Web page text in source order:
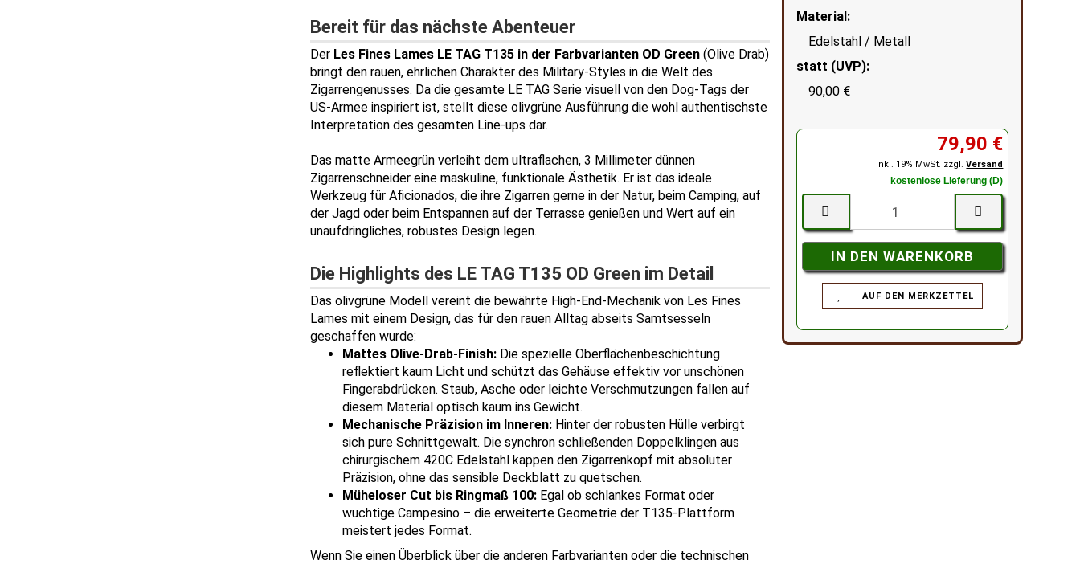
Material:
Edelstahl / Metall
statt (UVP):
90,00 €
79,90 €
inkl. 19% MwSt. zzgl.Versand
kostenlose Lieferung (D)
AUF DEN MERKZETTEL
Bereit für das nächste Abenteuer
Der Les Fines Lames LE TAG T135 in der Farbvarianten OD Green (Olive Drab)
bringt den rauen, ehrlichen Charakter des Military-Styles in die Welt des
Zigarrengenusses. Da die gesamte LE TAG Serie visuell von den Dog-Tags der
US-Armee inspiriert ist, stellt diese olivgrüne Ausführung die wohl authentischste
Interpretation des gesamten Line-ups dar.
Das matte Armeegrün verleiht dem ultraflachen, 3 Millimeter dünnen
Zigarrenschneider eine maskuline, funktionale Ästhetik. Er ist das ideale
Werkzeug für Aficionados, die ihre Zigarren gerne in der Natur, beim Camping, auf
der Jagd oder beim Entspannen auf der Terrasse genießen und Wert auf ein
unaufdringliches, robustes Design legen.
Die Highlights des LE TAG T135 OD Green im Detail
Das olivgrüne Modell vereint die bewährte High-End-Mechanik von Les Fines
Lames mit einem Design, das für den rauen Alltag abseits Samtsesseln
geschaffen wurde:
Mattes Olive-Drab-Finish: Die spezielle Oberflächenbeschichtung
reflektiert kaum Licht und schützt das Gehäuse effektiv vor unschönen
Fingerabdrücken. Staub, Asche oder leichte Verschmutzungen fallen auf
diesem Material optisch kaum ins Gewicht.
Mechanische Präzision im Inneren: Hinter der robusten Hülle verbirgt
sich pure Schnittgewalt. Die synchron schließenden Doppelklingen aus
chirurgischem 420C Edelstahl kappen den Zigarrenkopf mit absoluter
Präzision, ohne das sensible Deckblatt zu quetschen.
Müheloser Cut bis Ringmaß 100: Egal ob schlankes Format oder
wuchtige Campesino – die erweiterte Geometrie der T135-Plattform
meistert jedes Format.
Wenn Sie einen Überblick über die anderen Farbvarianten oder die technischen